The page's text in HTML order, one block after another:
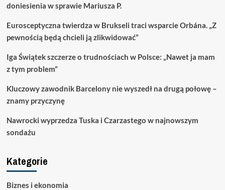
doniesienia w sprawie Mariusza P.
Eurosceptyczna twierdza w Brukseli traci wsparcie Orbána. „Z
pewnością będą chcieli ją zlikwidować”
Iga Świątek szczerze o trudnościach w Polsce: „Nawet ja mam
z tym problem”
Kluczowy zawodnik Barcelony nie wyszedł na drugą połowę –
znamy przyczynę
Nawrocki wyprzedza Tuska i Czarzastego w najnowszym
sondażu
Kategorie
Biznes i ekonomia